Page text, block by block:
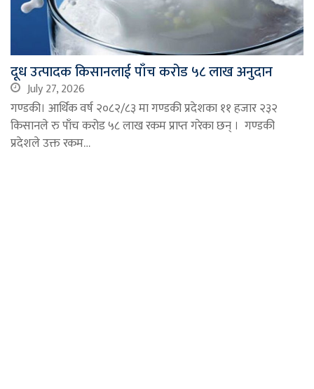
दूध उत्पादक किसानलाई पाँच करोड ५८ लाख अनुदान
July 27, 2026
गण्डकी। आर्थिक वर्ष २०८२/८३ मा गण्डकी प्रदेशका ११ हजार २३२
किसानले रु पाँच करोड ५८ लाख रकम प्राप्त गरेका छन् । गण्डकी
प्रदेशले उक्त रकम…